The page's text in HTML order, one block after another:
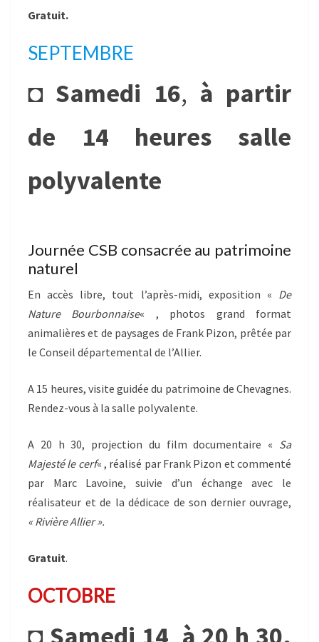
Gratuit.
SEPTEMBRE
◘ Samedi 16, à partir
de 14 heures salle
polyvalente
Journée CSB consacrée au patrimoine
naturel
En accès libre, tout l’après-midi, exposition « De
Nature Bourbonnaise« , photos grand format
animalières et de paysages de Frank Pizon, prêtée par
le Conseil départemental de l’Allier.
A 15 heures, visite guidée du patrimoine de Chevagnes.
Rendez-vous à la salle polyvalente.
A 20 h 30, projection du film documentaire « Sa
Majesté le cerf« , réalisé par Frank Pizon et commenté
par Marc Lavoine, suivie d’un échange avec le
réalisateur et de la dédicace de son dernier ouvrage,
« Rivière Allier ».
Gratuit.
OCTOBRE